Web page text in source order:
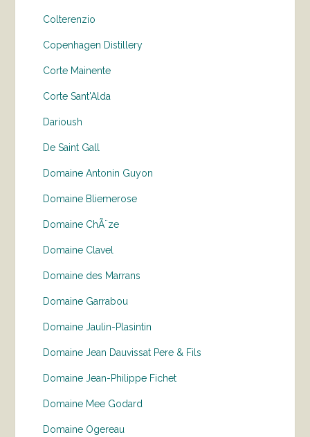
Colterenzio
Copenhagen Distillery
Corte Mainente
Corte Sant'Alda
Darioush
De Saint Gall
Domaine Antonin Guyon
Domaine Bliemerose
Domaine ChÃ¨ze
Domaine Clavel
Domaine des Marrans
Domaine Garrabou
Domaine Jaulin-Plasintin
Domaine Jean Dauvissat Pere & Fils
Domaine Jean-Philippe Fichet
Domaine Mee Godard
Domaine Ogereau